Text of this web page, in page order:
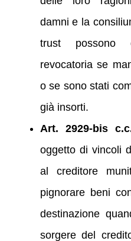
damni e la
trust possono
revocatoria se
o se sono stati
già insorti.
Art. 2929‑bis
oggetto di vincoli
al creditore
pignorare beni
destinazione
sorgere del